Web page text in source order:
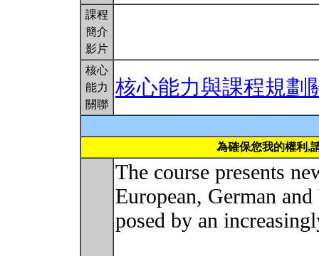
課程
簡介
影片
核心
能力
關聯
核心能力與課程規劃
為確保您我的權利,
The course presents
European, German
posed by an